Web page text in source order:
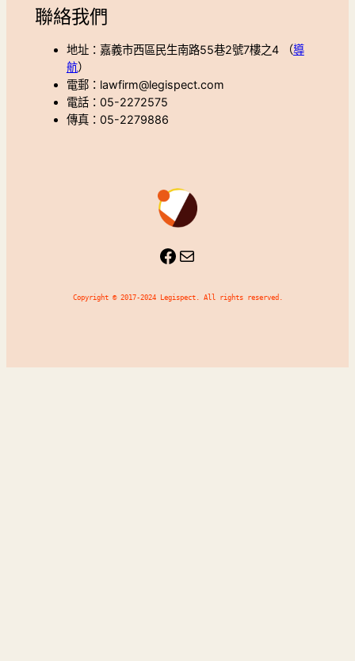
聯絡我們
地址：嘉義市西區民生南路55巷2號7樓之4 （導
航）
電郵：lawfirm@legispect.com
電話：05-2272575
傳真：05-2279886
Facebook
Mail
Copyright © 2017-2024 Legispect. All rights reserved.